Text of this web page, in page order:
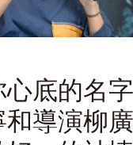
底的名
導演柳